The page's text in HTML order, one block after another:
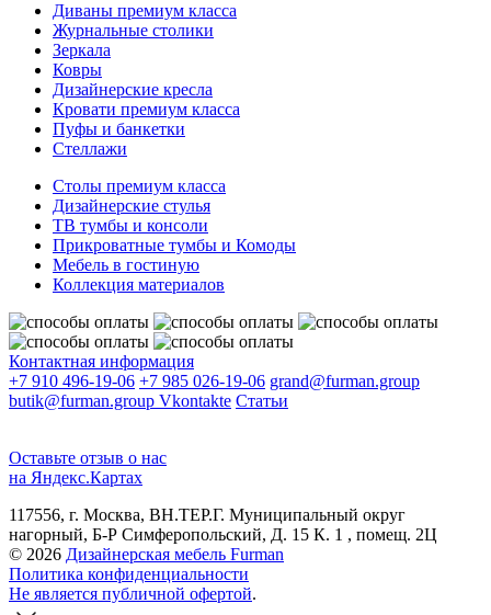
Диваны премиум класса
Журнальные столики
Зеркала
Ковры
Дизайнерские кресла
Кровати премиум класса
Пуфы и банкетки
Стеллажи
Столы премиум класса
Дизайнерские стулья
ТВ тумбы и консоли
Прикроватные тумбы и Комоды
Мебель в гостиную
Коллекция материалов
Контактная информация
+7 910 496-19-06 +7 985 026-19-06 grand@furman.group
butik@furman.group Vkontakte Статьи
Оставьте отзыв о нас
на Яндекс.Картах
117556, г. Москва, ВН.ТЕР.Г. Муниципальный округ
нагорный, Б-Р Симферопольский, Д. 15 К. 1 , помещ. 2Ц
© 2026 Дизайнерская мебель Furman
Политика конфиденциальности
Не является публичной офертой.